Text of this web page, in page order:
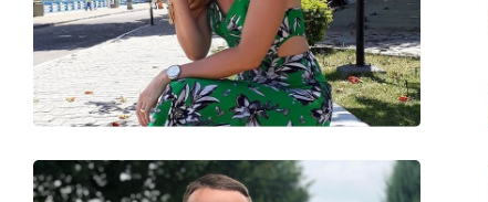
Gewicht:
150 g
Verstellbare Nasenpads:
Ja
Accessories
Etui:
Ja
Weiteres